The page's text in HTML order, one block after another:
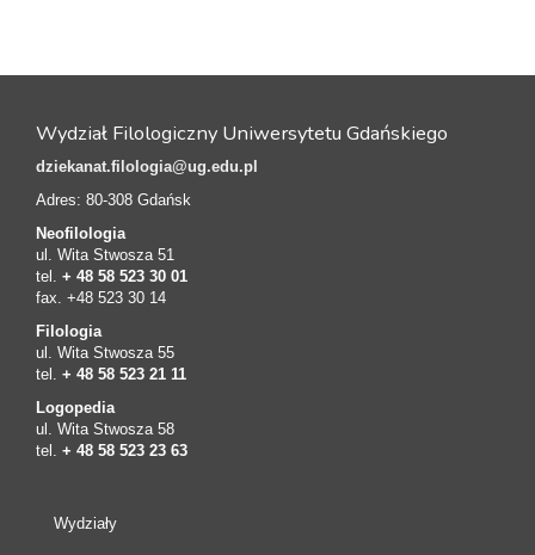
Wydział Filologiczny Uniwersytetu Gdańskiego
dziekanat.filologia@ug.edu.pl
Adres: 80-308 Gdańsk
Neofilologia
ul. Wita Stwosza 51
tel. + 48 58 523 30 01
fax. +48 523 30 14
Filologia
ul. Wita Stwosza 55
tel. + 48 58 523 21 11
Logopedia
ul. Wita Stwosza 58
tel. + 48 58 523 23 63
Wydziały